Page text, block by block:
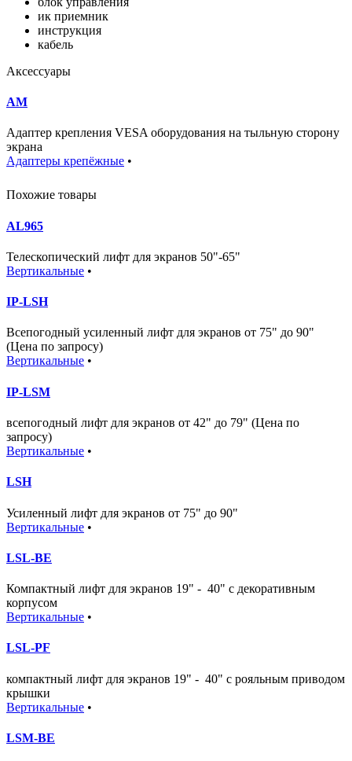
ик приемник
инструкция
кабель
Аксессуары
AM
Адаптер крепления VESA оборудования на тыльную сторону
экрана
Адаптеры крепёжные •
Похожие товары
AL965
Телескопический лифт для экранов 50"-65"
Вертикальные •
IP-LSH
Всепогодный усиленный лифт для экранов от 75" до 90"
(Цена по запросу)
Вертикальные •
IP-LSM
всепогодный лифт для экранов от 42" до 79" (Цена по
запросу)
Вертикальные •
LSH
Усиленный лифт для экранов от 75" до 90"
Вертикальные •
LSL-BE
Компактный лифт для экранов 19" - 40" с декоративным
корпусом
Вертикальные •
LSL-PF
компактный лифт для экранов 19" - 40" с рояльным приводом
крышки
Вертикальные •
LSM-BE